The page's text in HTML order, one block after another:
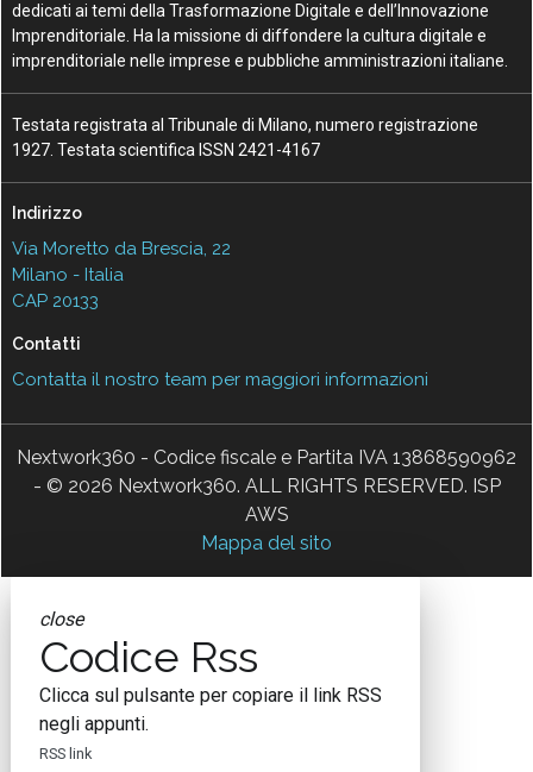
dedicati ai temi della Trasformazione Digitale e dell’Innovazione
Imprenditoriale. Ha la missione di diffondere la cultura digitale e
imprenditoriale nelle imprese e pubbliche amministrazioni italiane.
Testata registrata al Tribunale di Milano, numero registrazione
1927. Testata scientifica ISSN 2421-4167
Indirizzo
Via Moretto da Brescia, 22
Milano - Italia
CAP 20133
Contatti
Contatta il nostro team per maggiori informazioni
Nextwork360 - Codice fiscale e Partita IVA 13868590962
- © 2026 Nextwork360. ALL RIGHTS RESERVED. ISP
AWS
Mappa del sito
close
Codice Rss
Clicca sul pulsante per copiare il link RSS
negli appunti.
RSS link